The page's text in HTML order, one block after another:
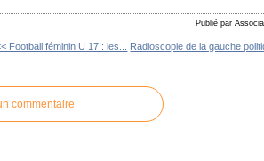
Publié par
Football féminin U 17 : les... Radioscopie de la gauche
commentaire